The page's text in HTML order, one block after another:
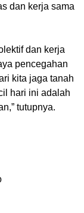
dan kerja sama
dan kerja
pencegahan
kita jaga tanah
hari ini adalah
tutupnya.